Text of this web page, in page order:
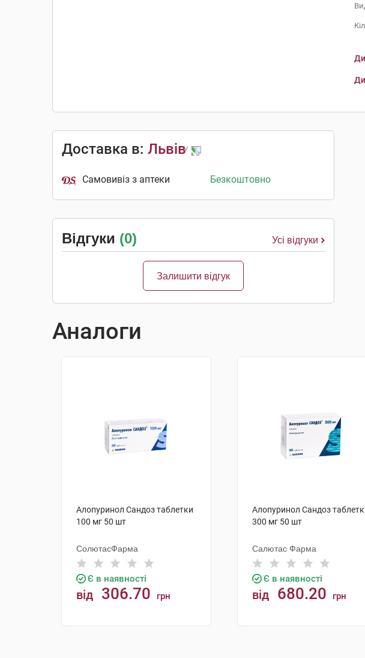
Доставка в: Львів
Самовивіз з аптеки Безкоштовно
Відгуки (0) Усі відгуки
Залишити відгук
Аналоги
Алопуринол Сандоз таблетки
100 мг 50 шт
СолютасФарма
Є в наявності
від 306.70 грн
Алопуринол Сандоз
300 мг 50 шт
Салютас Фарма
Є в наявності
від 680.20 грн